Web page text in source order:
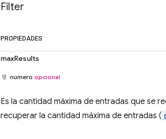
Filter
PROPIEDADES
maxResults
número opcional
Es la cantidad máxima de entradas que se
recuperar la cantidad máxima de entradas (